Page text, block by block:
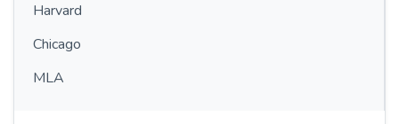
Harvard
Chicago
MLA